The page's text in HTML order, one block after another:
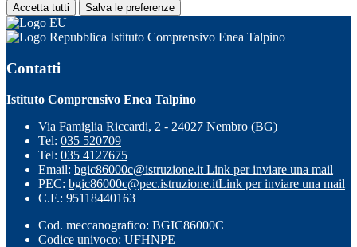
Accetta tutti Salva le preferenze
Istituto Comprensivo Enea Talpino
Contatti
Istituto Comprensivo Enea Talpino
Via Famiglia Riccardi, 2 - 24027 Nembro (BG)
Tel: 035 520709
Tel: 035 4127675
Email: bgic86000c@istruzione.it Link per inviare una mail
PEC: bgic86000c@pec.istruzione.itLink per inviare una mail
C.F.: 95118440163
Cod. meccanografico: BGIC86000C
Codice univoco: UFHNPE